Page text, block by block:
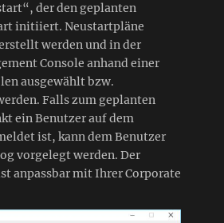
der den geplanten
initiiert. Neustartpläne
werden und in der
Console anhand einer
ausgewählt bzw.
Falls zum geplanten
ein Benutzer auf dem
ist, kann dem Benutzer
vorgelegt werden. Der
anpassbar mit Ihrer Corporate